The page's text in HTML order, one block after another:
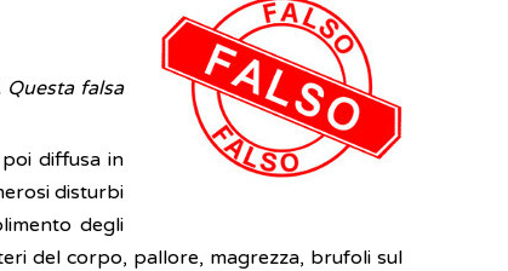
falsa
diffusa in
disturbi
degli
del corpo, pallore, magrezza, brufoli sul